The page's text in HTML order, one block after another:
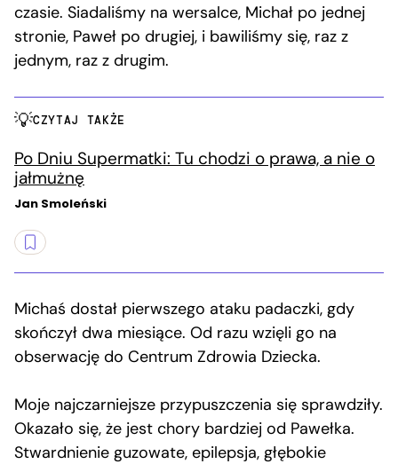
czasie. Siadaliśmy na wersalce, Michał po jednej
stronie, Paweł po drugiej, i bawiliśmy się, raz z
jednym, raz z drugim.
CZYTAJ TAKŻE
Po Dniu Supermatki: Tu chodzi o prawa, a nie o
jałmużnę
Jan Smoleński
Michaś dostał pierwszego ataku padaczki, gdy
skończył dwa miesiące. Od razu wzięli go na
obserwację do Centrum Zdrowia Dziecka.
Moje najczarniejsze przypuszczenia się sprawdziły.
Okazało się, że jest chory bardziej od Pawełka.
Stwardnienie guzowate, epilepsja, głębokie